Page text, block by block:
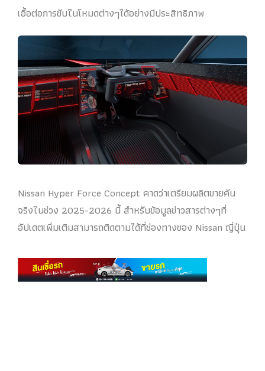
เอื้อต่อการขับในโหมดต่างๆได้อย่างมีประสิทธิภาพ
Nissan Hyper Force Concept คาดว่าเตรียมผลิตขายคัน
จริงในช่วง 2025-2026 นี้ สำหรับข้อมูลข่าวสารต่างๆที่
อัปเดตเพิ่มเติมสามารถติดตามได้ที่ช่องทางของ Nissan ญี่ปุ่น